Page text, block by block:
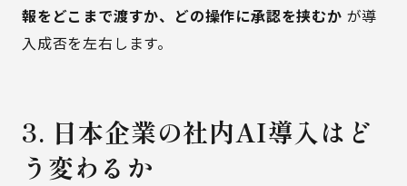
報をどこまで渡すか、どの操作に承認を挟むか が導
入成否を左右します。
3. 日本企業の社内AI導入はど
う変わるか